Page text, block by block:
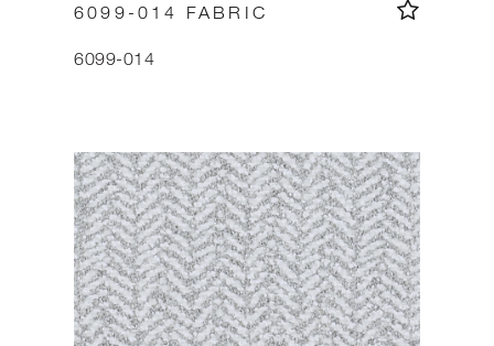
6099-014 FABRIC
6099-014